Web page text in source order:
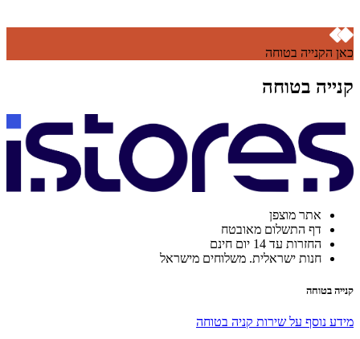
כאן הקנייה בטוחה
קנייה בטוחה
אתר מוצפן
דף התשלום מאובטח
החזרות עד 14 יום חינם
חנות ישראלית. משלוחים מישראל
קנייה בטוחה
מידע נוסף על שירות קניה בטוחה